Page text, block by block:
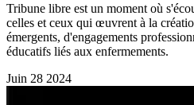
Tribune libre est un moment où
celles et ceux qui œuvrent à la
émergents, d'engagements
éducatifs liés aux enfermements.
Juin 28 2024